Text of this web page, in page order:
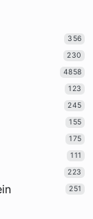
356
230
4858
123
245
155
175
111
223
251